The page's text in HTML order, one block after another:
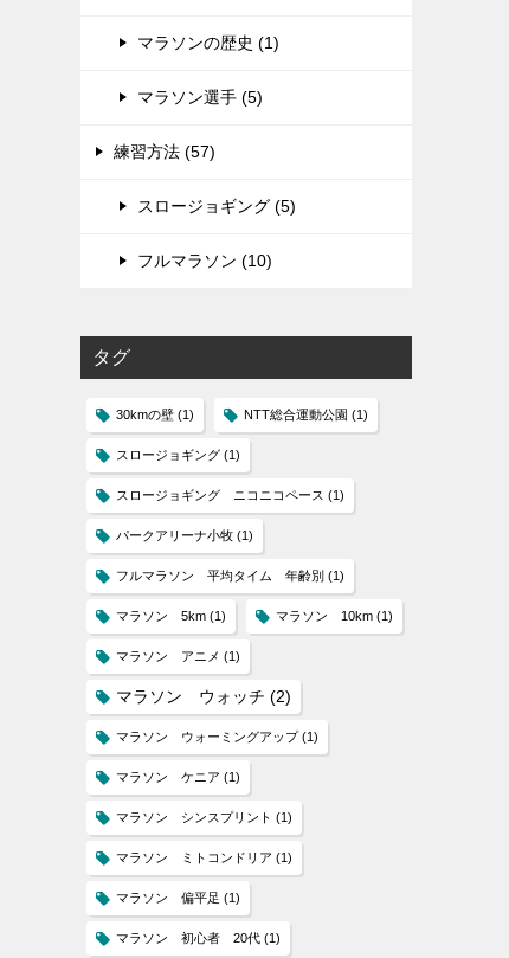
マラソンの歴史 (1)
マラソン選手 (5)
練習方法 (57)
スロージョギング (5)
フルマラソン (10)
タグ
30kmの壁 (1) NTT総合運動公園 (1)
スロージョギング (1)
スロージョギング ニコニコペース (1)
パークアリーナ小牧 (1)
フルマラソン 平均タイム 年齢別 (1)
マラソン 5km (1) マラソン 10km (1)
マラソン アニメ (1)
マラソン ウォッチ (2)
マラソン ウォーミングアップ(1)
マラソン ケニア (1)
マラソン シンスプリント (1)
マラソン ミトコンドリア (1)
マラソン 偏平足 (1)
マラソン 初心者 20代 (1)